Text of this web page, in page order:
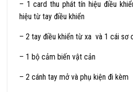
– 1 card thu phát tín hiệu điều
hiệu từ tay điều khiển
– 2 tay điều khiển từ xa và 1 cái sơ
– 1 bộ cảm biến vật cản
– 2 cánh tay mở và phụ kiện đi kèm